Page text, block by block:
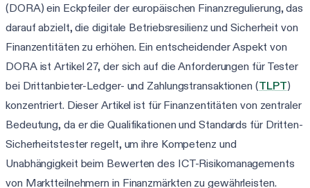
(DORA) ein Eckpfeiler der europäischen Finanzregulierung, das
darauf abzielt, die digitale Betriebsresilienz und Sicherheit von
Finanzentitäten zu erhöhen. Ein entscheidender Aspekt von
DORA ist Artikel 27, der sich auf die Anforderungen für Tester
bei Drittanbieter-Ledger- und Zahlungstransaktionen (TLPT)
konzentriert. Dieser Artikel ist für Finanzentitäten von zentraler
Bedeutung, da er die Qualifikationen und Standards für Dritten-
Sicherheitstester regelt, um ihre Kompetenz und
Unabhängigkeit beim Bewerten des ICT-Risikomanagements
von Marktteilnehmern in Finanzmärkten zu gewährleisten.